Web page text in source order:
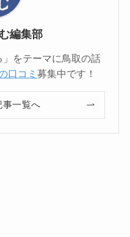
編集部
」をテーマに鳥取の話
口コミ 募集中です！
事一覧へ